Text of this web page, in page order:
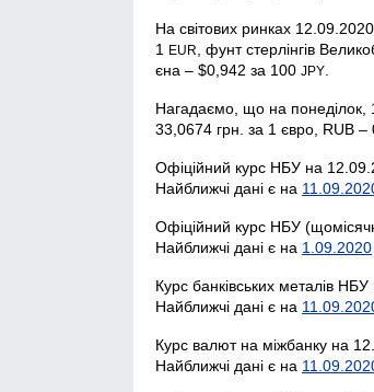
На світових ринках
1 EUR , фунт стерлінгів
єна – $0,942 за 100 JPY
Нагадаємо, що на понеділок,
33,0674 грн. за 1 євро, RUB –
Офіційний курс НБУ на
Найближчі дані є на
Офіційний курс НБУ
Найближчі дані є на 1.09.2020
Курс банківських металів
Найближчі дані є на
Курс валют на міжбанку на
Найближчі дані є на